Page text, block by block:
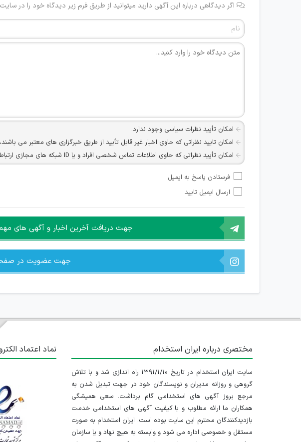
اگر دیدگاهی درباره این آگهی دارید میتوانید از طریق فرم زیر دیدگاه خود را در
امکان تأیید نظرات سیاسی وجود ندارد.
امکان تایید نظراتی که حاوی اخبار غیر قابل تأیید از طریق خبرگزاری های معتبر می
امکان تأیید نظراتی که حاوی اطلاعات تماس شخصی افراد و یا ID شبکه های مجازی ارتباطی می باشند وجود ندارد.
هرگونه تحریک، تحقیر و کنایه به سایر افراد (مسئول و غیر مسئول) غیر مجاز می باشد.
امکان هماهنگی برای هرگونه ملاقات حضوری چه به صورت دسته جمعی و چه فردی توسط
فرستادن پاسخ به ایمیل
ارسال ایمیل تایید
جهت دریافت آخرین اخبار و آگهی های مهم
جهت عضویت در صفحه
مختصری درباره ایران استخدام
سایت ایران استخدام در تاریخ ۱۳۹۱/۱/۱۰ راه اندازی شد و با تلاش
گروهی و روزانه مدیران و نویسندگان خود در جهت تبدیل شدن به
مرجع بروز آگهی های استخدامی گام برداشت. سعی همیشگی
همکاران ما ارائه مطلوب و با کیفیت آگهی های استخدامی خدمت
بازدیدکنندگان محترم این سایت بوده است. ایران استخدام به صورت
مستقل و خصوصی اداره می شود و وابسته به هیچ نهاد و یا سازمان
نماد اعتماد